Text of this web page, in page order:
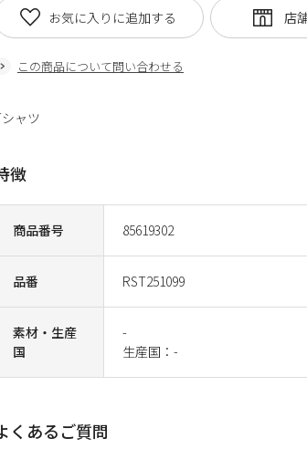
商品番号 85619302
品番 RST251099
素材・生産
国
-
生産国：-
この商品について問い合わせる
お気に入りに追加する
ャツ
徴
くあるご質問